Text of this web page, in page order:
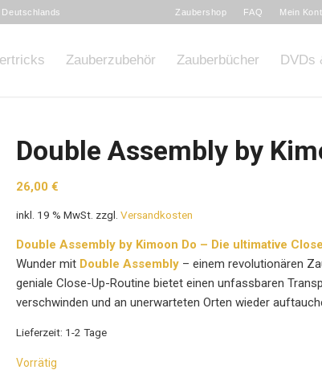
Zaubershop FAQ Mein
Zauberzubehör Zauberbücher DVDs
Double Assembly by
26,00€
inkl. 19 % MwSt. zzgl.Versandkosten
Double Assembly by Kimoon Do – Die ultimative
Wunder mit Double Assembly – einem revolutionären
geniale Close-Up-Routine bietet einen unfassbaren
verschwinden und an unerwarteten Orten wieder
Lieferzeit: 1-2 Tage
Vorrätig